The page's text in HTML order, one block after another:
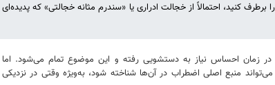
کنید، احتمالاً از خجالت ادراری یا «سندرم مثانه خجالتی» که پدیده‌ای
در زمان احساس نیاز به دستشویی رفته و این موضوع تمام می‌شود. اما
منبع اصلی اضطراب در آن‌ها شناخته شود، به‌ویژه وقتی در نزدیکی